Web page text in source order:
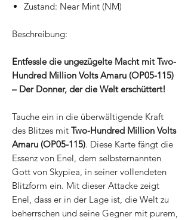
Zustand: Near Mint (NM)
Beschreibung:
Entfessle die ungezügelte Macht mit Two-
Hundred Million Volts Amaru (OP05-115)
– Der Donner, der die Welt erschüttert!
Tauche ein in die überwältigende Kraft
des Blitzes mit Two-Hundred Million Volts
Amaru (OP05-115). Diese Karte fängt die
Essenz von Enel, dem selbsternannten
Gott von Skypiea, in seiner vollendeten
Blitzform ein. Mit dieser Attacke zeigt
Enel, dass er in der Lage ist, die Welt zu
beherrschen und seine Gegner mit purem,